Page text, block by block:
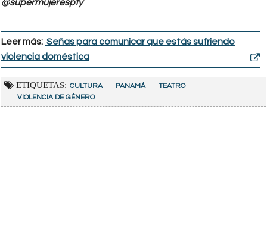
@supermujerespty
Leer más: Señas para comunicar que estás sufriendo
violencia doméstica
ETIQUETAS: CULTURA PANAMÁ
TEATRO
VIOLENCIA DE GÉNERO